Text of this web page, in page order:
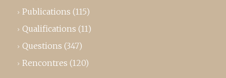
Publications (115)
Qualifications (11)
Questions (347)
Rencontres (120)